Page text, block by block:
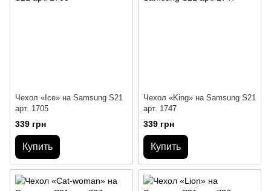
Чехол «Ice» на Samsung S21
арт. 1705
339 грн
Купить
Чехол «King» на Samsung S21
арт. 1747
339 грн
Купить